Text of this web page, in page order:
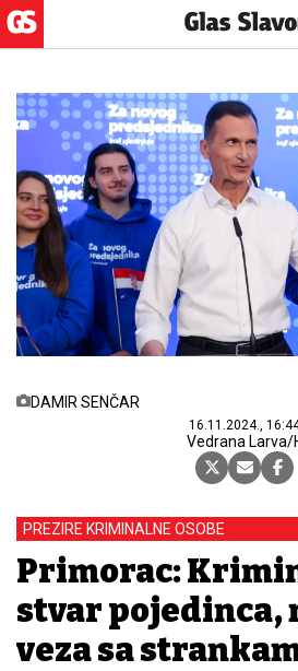
DAMIR SENČAR
16.11.2024.,
Vedrana Larva/
PREZIRE KRIMINALNE OSOBE
Primorac:
stvar pojedinca,
veza sa